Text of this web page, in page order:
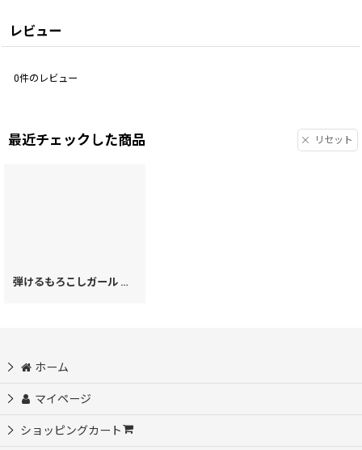
レビュー
0件のレビュー
最近チェックした商品 リセット
弾けるもろこしガール すっきりカードケース（金唐柄）［t］
ホーム
マイページ
ショッピングカート